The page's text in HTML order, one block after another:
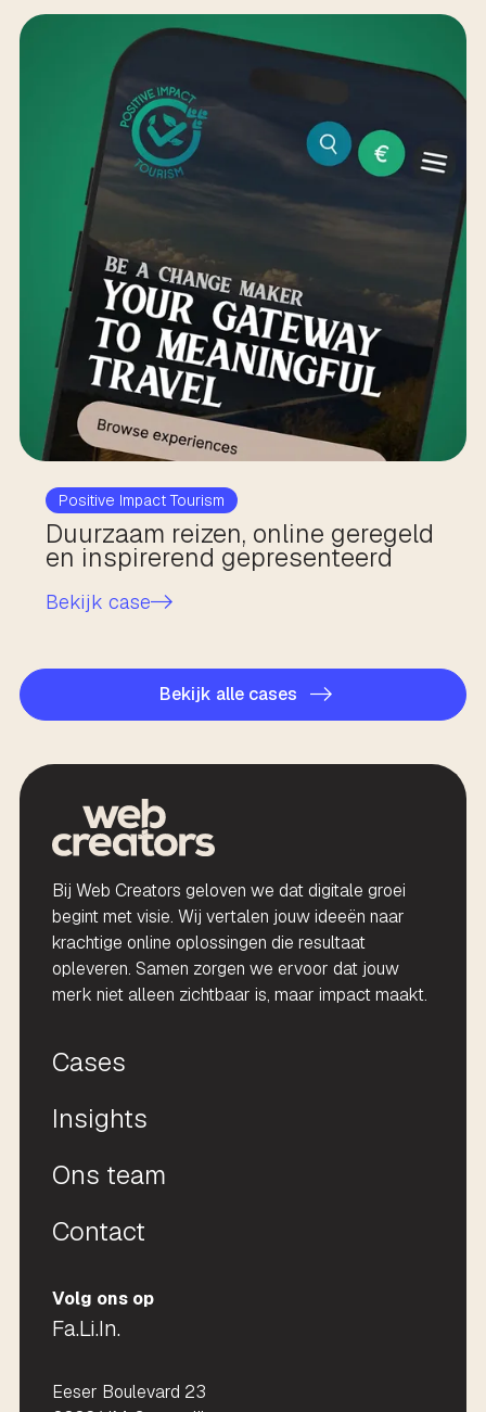
Positive Impact Tourism
Duurzaam reizen, online geregeld
en inspirerend gepresenteerd
Bekijk case
Bekijk alle cases
Bij Web Creators geloven we dat digitale groei
begint met visie. Wij vertalen jouw ideeën naar
krachtige online oplossingen die resultaat
opleveren. Samen zorgen we ervoor dat jouw
merk niet alleen zichtbaar is, maar impact maakt.
Cases
Insights
Ons team
Contact
Volg ons op
Fa.Li.In.
Eeser Boulevard 23